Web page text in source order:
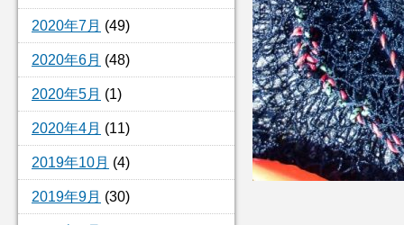
2020年7月 (49)
2020年6月 (48)
2020年5月 (1)
2020年4月 (11)
2019年10月 (4)
2019年9月 (30)